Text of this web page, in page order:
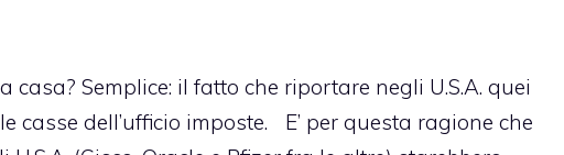
Semplice: il fatto che riportare negli U.S.A. quei
casse dell’ufficio imposte. E’ per questa ragione che